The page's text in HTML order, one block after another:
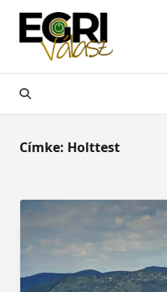
Skip
content
Címke: Holttest